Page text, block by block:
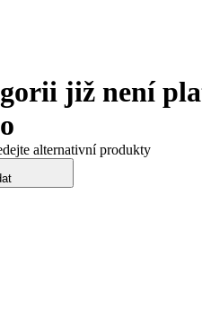
již není
alternativní produkty